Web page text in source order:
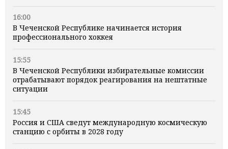
16:00
В Чеченской Республике начинается история
профессионального хоккея
15:55
В Чеченской Республики избирательные комиссии
отрабатывают порядок реагирования на нештатные
ситуации
15:45
Россия и США сведут международную космическую
станцию с орбиты в 2028 году